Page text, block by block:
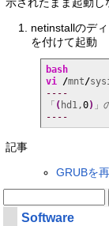
netinstallのデ
を付けて起動
bash
vi
/mnt/
----
「 ( hd1,0) 」
----
記事
GRUBを
Software